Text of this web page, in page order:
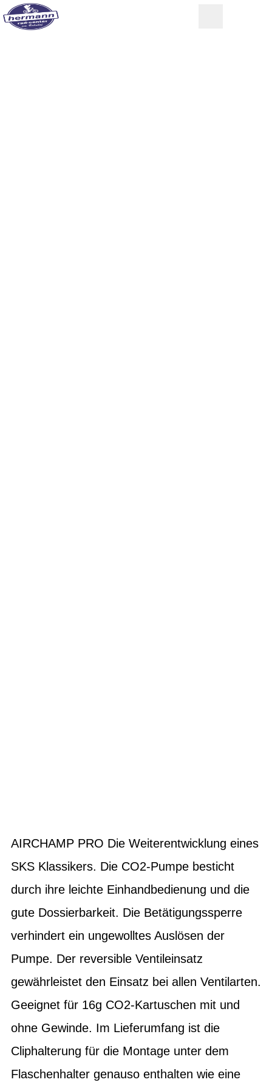
AIRCHAMP PRO Die Weiterentwicklung eines
SKS Klassikers. Die CO2-Pumpe besticht
durch ihre leichte Einhandbedienung und die
gute Dossierbarkeit. Die Betätigungssperre
verhindert ein ungewolltes Auslösen der
Pumpe. Der reversible Ventileinsatz
gewährleistet den Einsatz bei allen Ventilarten.
Geeignet für 16g CO2-Kartuschen mit und
ohne Gewinde. Im Lieferumfang ist die
Cliphalterung für die Montage unter dem
Flaschenhalter genauso enthalten wie eine